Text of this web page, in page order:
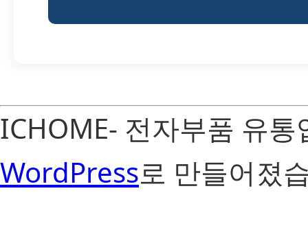
ICHOME- 전자부품 유
WordPress로 만들어졌